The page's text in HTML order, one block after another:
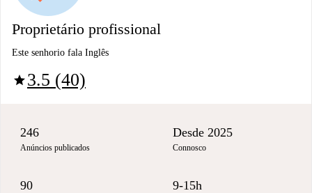
Proprietário profissional
Este senhorio fala Inglês
star3.5 (40)
246
Anúncios publicados
Desde 2025
Connosco
90 9-15h